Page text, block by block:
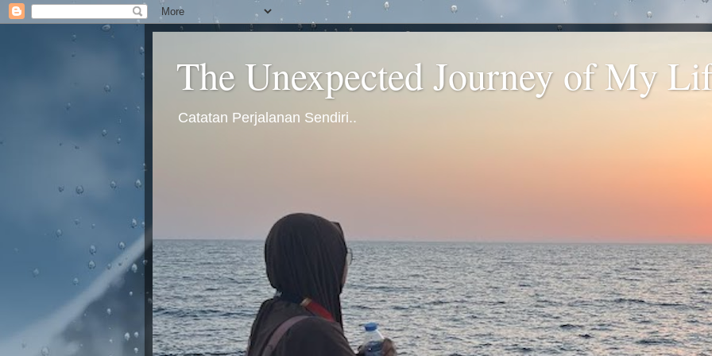
The Unexpected Journey of My
Catatan Perjalanan Sendiri..